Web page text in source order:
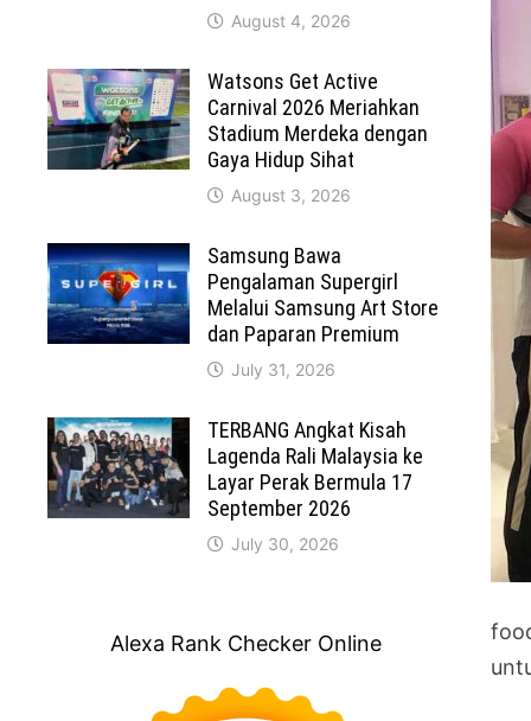
August 4, 2026
Watsons Get Active
Carnival 2026 Meriahkan
Stadium Merdeka dengan
Gaya Hidup Sihat
August 3, 2026
Samsung Bawa
Pengalaman Supergirl
Melalui Samsung Art Store
dan Paparan Premium
July 31, 2026
TERBANG Angkat Kisah
Lagenda Rali Malaysia ke
Layar Perak Bermula 17
September 2026
July 30, 2026
Alexa Rank Checker Online